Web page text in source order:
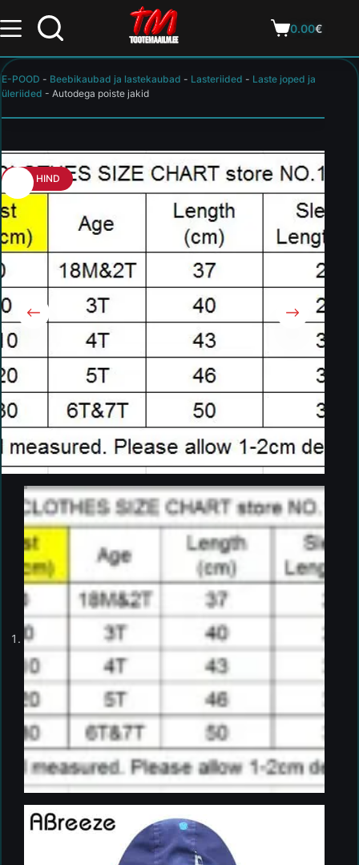
0.00€
E-POOD - Beebikaubad ja lastekaubad - Lasteriided - Laste joped ja
üleriided - Autodega poiste jakid
HEA HIND